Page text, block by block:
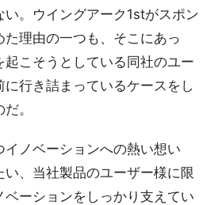
い。ウイングアーク1stがスポン
理由の一つも、そこにあっ
こそうとしている同社のユー
行き詰まっているケースをし
。
イノベーションへの熱い想い
い、当社製品のユーザー様に限
ベーションをしっかり支えてい